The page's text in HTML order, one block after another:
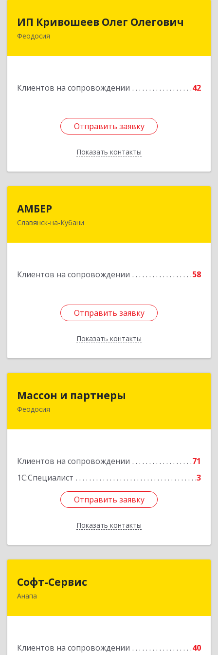
ИП Кривошеев Олег Олегович
Феодосия
Клиентов на сопровождении 42
Отправить заявку
Показать контакты
Отправить заявку
Назад
АМБЕР
Славянск-на-Кубани
Клиентов на сопровождении 58
Отправить заявку
Показать контакты
353562, Краснодарский край, Славянский р-н,
Отправить заявку
Назад
Массон и партнеры
Феодосия
Клиентов на сопровождении
71
1С:Специалист
3
Отправить заявку
Показать контакты
298112, Крым Респ, Феодосия г, Крымская ул,
Отправить заявку
Назад
Софт-Сервис
Анапа
Клиентов на сопровождении 40
353440, Краснодарский край, Анапский р-н,